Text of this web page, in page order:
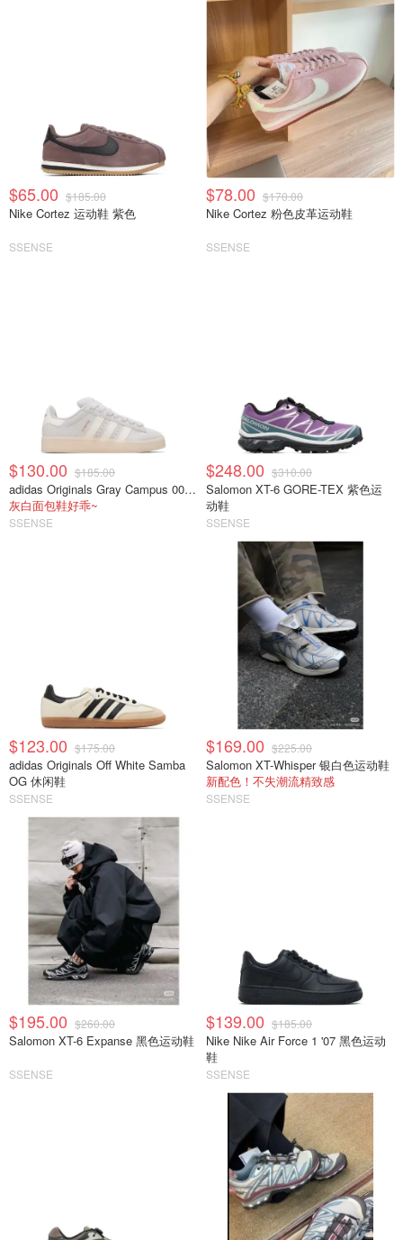
$65.00 $185.00
Nike Cortez 运动鞋 紫色
SSENSE
$78.00 $170.00
Nike Cortez 粉色皮革运动鞋
SSENSE
$130.00 $185.00
adidas Originals Gray Campus 00s 休闲运动鞋
灰白面包鞋好乖~
SSENSE
$248.00 $310.00
Salomon XT-6 GORE-TEX 紫色运
动鞋
SSENSE
$123.00 $175.00
adidas Originals Off White Samba
OG 休闲鞋
SSENSE
$169.00 $225.00
Salomon XT-Whisper 银白色运动鞋
新配色！不失潮流精致感
SSENSE
$195.00 $260.00
Salomon XT-6 Expanse 黑色运动鞋
SSENSE
$139.00 $185.00
Nike Nike Air Force 1 '07 黑色运动
鞋
SSENSE